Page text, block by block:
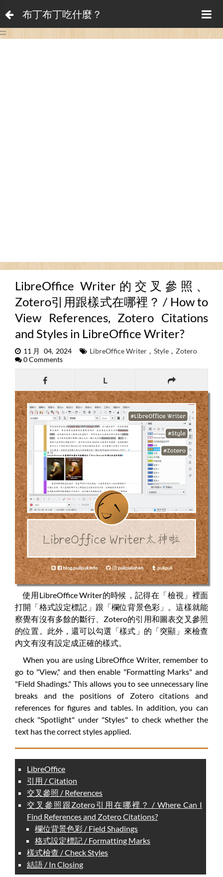
布丁布丁吃什麼？
:::
LibreOffice Writer的交叉參照、
Zotero引用跟樣式在哪裡？ / How to
View References, Zotero Citations
and Styles in LibreOffice Writer?
11月 04, 2024 LibreOffice Writer, Style, Zotero
0 Comments
L
使用LibreOffice Writer的時候，記得在「檢視」裡面
打開「格式設定標記」跟「欄位背景色彩」。這樣就能
察覺有沒有多餘的斷行、Zotero的引用和圖表交叉參照
的位置。此外，還可以勾選「樣式」的「突顯」來檢查
內文有沒有設定成正確的樣式。
When you are using LibreOffice Writer, remember to
go to "View," and then enable "Formatting Marks" and
"Field Shadings." This allows you to see unnecessary line
breaks and the positions of Zotero citations and
references for figures and tables. In addition, you can
check "Spotlight" under "Styles" to check whether the
text has the correct styles applied.
LibreOffice
引用 / Citation
交叉參照 / References
交叉參照跟Zotero引用在哪裡？ / Where Can I
Find References and Zotero Citations?
欄位背景色彩 / Field Shadings
格式設定標記 / Formatting Marks
樣式檢查 / Check Styles
結語 / In Closing